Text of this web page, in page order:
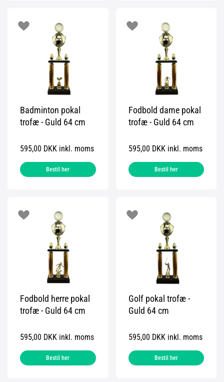
Badminton pokal
trofæ - Guld 64 cm
595,00 DKK inkl. moms
Bestil her
Fodbold dame pokal
trofæ - Guld 64 cm
595,00 DKK inkl. moms
Bestil her
Fodbold herre pokal
trofæ - Guld 64 cm
595,00 DKK inkl. moms
Bestil her
Golf pokal trofæ -
Guld 64 cm
595,00 DKK inkl. moms
Bestil her